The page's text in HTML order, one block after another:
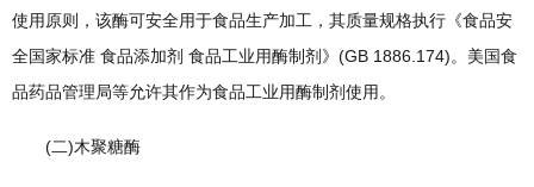
使用原则，该酶可安全用于食品生产加工，其质量规格执行《食品安
全国家标准 食品添加剂 食品工业用酶制剂》(GB 1886.174)。美国食
品药品管理局等允许其作为食品工业用酶制剂使用。
(二)木聚糖酶